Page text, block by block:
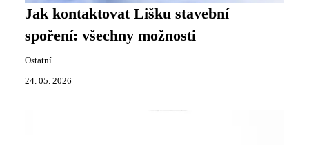
Jak kontaktovat Lišku stavební
spoření: všechny možnosti
Ostatní
24. 05. 2026